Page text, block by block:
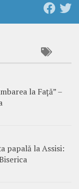
la Față” –
papală la Assisi: